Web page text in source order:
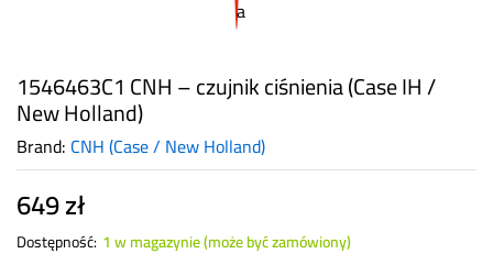
1546463C1 CNH – czujnik ciśnienia (Case IH /
New Holland)
Brand: CNH (Case / New Holland)
649zł
Dostępność: 1 w magazynie (może być zamówiony)